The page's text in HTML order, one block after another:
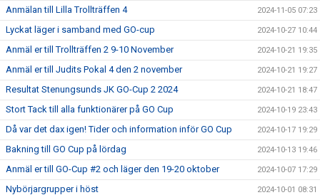
Anmälan till Lilla Trollträffen 4 2024-11-05 07:23
Lyckat läger i samband med GO-cup 2024-10-27 10:44
Anmäl er till Trollträffen 2 9-10 November 2024-10-21 19:35
Anmäl er till Judits Pokal 4 den 2 november 2024-10-21 19:27
Resultat Stenungsunds JK GO-Cup 2 2024 2024-10-21 18:47
Stort Tack till alla funktionärer på GO Cup 2024-10-19 23:43
Då var det dax igen! Tider och information inför GO Cup 2024-10-17 19:29
Bakning till GO Cup på lördag 2024-10-13 19:46
Anmäl er till GO-Cup #2 och läger den 19-20 oktober 2024-10-07 17:29
Nybörjargrupper i höst 2024-10-01 08:31